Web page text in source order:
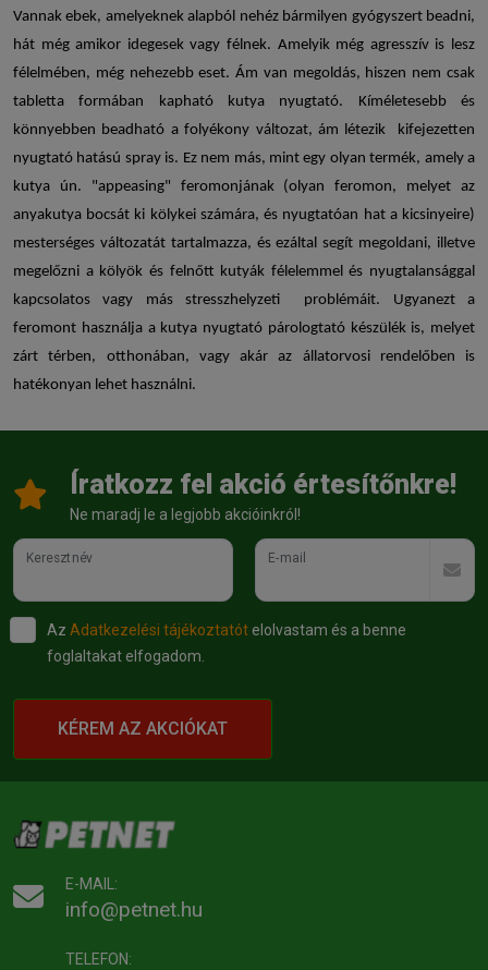
Vannak ebek, amelyeknek alapból nehéz bármilyen gyógyszert beadni,
hát még amikor idegesek vagy félnek. Amelyik még agresszív is lesz
félelmében, még nehezebb eset. Ám van megoldás, hiszen nem csak
tabletta formában kapható kutya nyugtató. Kíméletesebb és
könnyebben beadható a folyékony változat, ám létezik kifejezetten
nyugtató hatású spray is. Ez nem más, mint egy olyan termék, amely a
kutya ún. "appeasing" feromonjának (olyan feromon, melyet az
anyakutya bocsát ki kölykei számára, és nyugtatóan hat a kicsinyeire)
mesterséges változatát tartalmazza, és ezáltal segít megoldani, illetve
megelőzni a kölyök és felnőtt kutyák félelemmel és nyugtalansággal
kapcsolatos vagy más stresszhelyzeti problémáit. Ugyanezt a
feromont használja a kutya nyugtató párologtató készülék is, melyet
zárt térben, otthonában, vagy akár az állatorvosi rendelőben is
hatékonyan lehet használni.
Íratkozz fel akció értesítőnkre!
Ne maradj le a legjobb akcióinkról!
Keresztnév E-mail
Az Adatkezelési tájékoztatót elolvastam és a benne
foglaltakat elfogadom.
KÉREM AZ AKCIÓKAT
E-MAIL:
info@petnet.hu
TELEFON: